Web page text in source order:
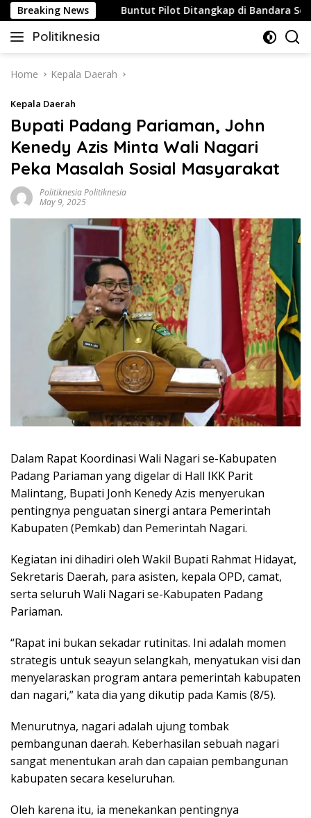
Skip
to
content
Breaking News
Strategis Buntut Pilot Ditangkap di Bandara
Politiknesia
Politiknesia.com
Home Kepala Daerah
Kepala Daerah
Bupati Padang Pariaman, John
Kenedy Azis Minta Wali Nagari
Peka Masalah Sosial Masyarakat
Politiknesia Politiknesia
May 9, 2025
Dalam Rapat Koordinasi Wali Nagari se-Kabupaten
Padang Pariaman yang digelar di Hall IKK Parit
Malintang, Bupati Jonh Kenedy Azis menyerukan
pentingnya penguatan sinergi antara Pemerintah
Kabupaten (Pemkab) dan Pemerintah Nagari.
Kegiatan ini dihadiri oleh Wakil Bupati Rahmat Hidayat,
Sekretaris Daerah, para asisten, kepala OPD, camat,
serta seluruh Wali Nagari se-Kabupaten Padang
Pariaman.
“Rapat ini bukan sekadar rutinitas. Ini adalah momen
strategis untuk seayun selangkah, menyatukan visi dan
menyelaraskan program antara pemerintah kabupaten
dan nagari,” kata dia yang dikutip pada Kamis (8/5).
Menurutnya, nagari adalah ujung tombak
pembangunan daerah. Keberhasilan sebuah nagari
sangat menentukan arah dan capaian pembangunan
kabupaten secara keseluruhan.
Oleh karena itu, ia menekankan pentingnya